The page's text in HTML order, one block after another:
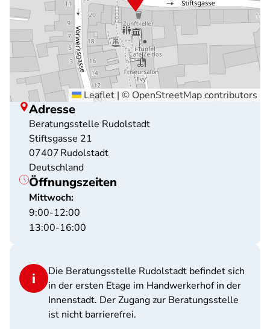
Leaflet | © OpenStreetMapcontributors
Adresse
Beratungsstelle Rudolstadt
Stiftsgasse 21
07407Rudolstadt
Deutschland
Öffnungszeiten
Mittwoch:
9:00-12:00
13:00-16:00
Die Beratungsstelle Rudolstadt befindet sich
in der ersten Etage im Handwerkerhof in der
Innenstadt. Der Zugang zur Beratungsstelle
ist nicht barrierefrei.